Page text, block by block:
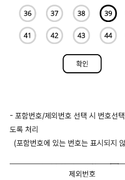
- 포함번호/제외번호 선택 시 번호선
도록 처리
(포함번호에 있는 번호는 표시되지